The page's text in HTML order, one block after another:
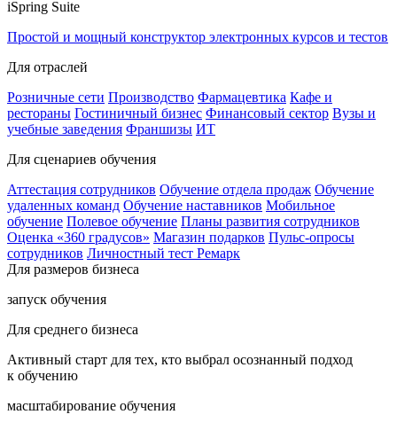
iSpring Suite
Простой и мощный конструктор электронных курсов и тестов
Для отраслей
Розничные сети Производство Фармацевтика Кафе и
рестораны Гостиничный бизнес Финансовый сектор Вузы и
учебные заведения Франшизы ИТ
Для сценариев обучения
Аттестация сотрудников Обучение отдела продаж Обучение
удаленных команд Обучение наставников Мобильное
обучение Полевое обучение Планы развития сотрудников
Оценка «360 градусов» Магазин подарков Пульс-опросы
сотрудников Личностный тест Ремарк
Для размеров бизнеса
запуск обучения
Для среднего бизнеса
Активный старт для тех, кто выбрал осознанный подход
к обучению
масштабирование обучения